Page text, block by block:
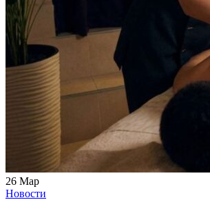
26 Мар
Новости